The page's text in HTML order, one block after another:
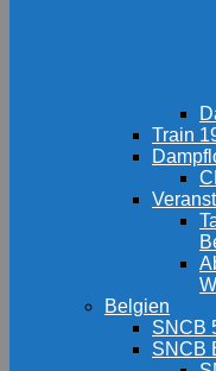
Train
Belgien
SNCB
SNCB